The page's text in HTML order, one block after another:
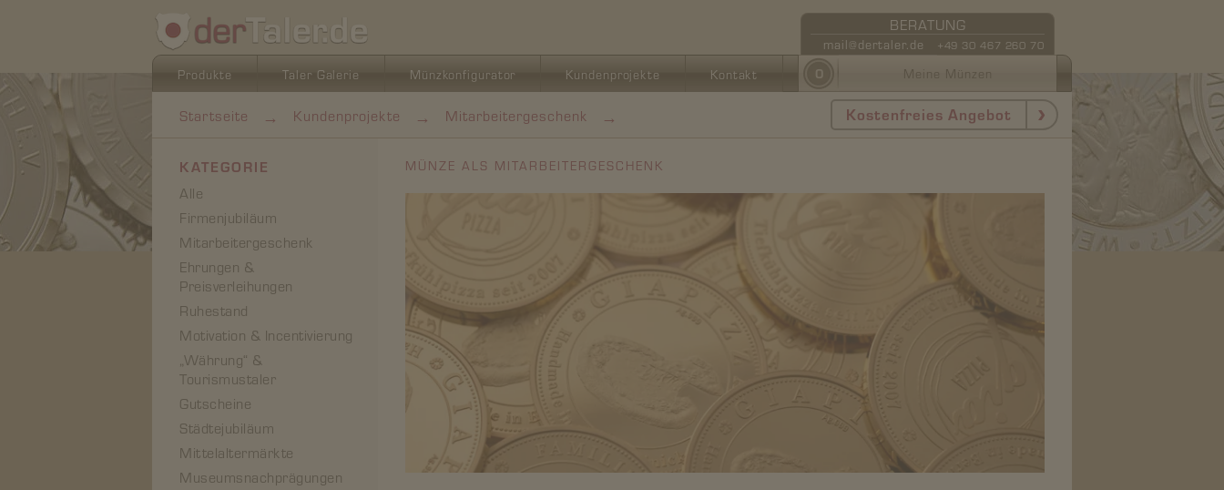
Produkte Taler Galerie Münzkonfigurator Kundenprojekte Kontakt
BERATUNG
mail@dertaler.de +49 30 467 260 70
0 Meine Münzen
Startseite → Kundenprojekte → Mitarbeitergeschenk → Kostenfreies Angebot
KATEGORIE
Alle
Firmenjubiläum
Mitarbeitergeschenk
Ehrungen &
Preisverleihungen
Ruhestand
Motivation & Incentivierung
„Währung“ &
Tourismustaler
Gutscheine
Städtejubiläum
Mittelaltermärkte
Museumsnachprägungen
MÜNZE ALS MITARBEITERGESCHENK